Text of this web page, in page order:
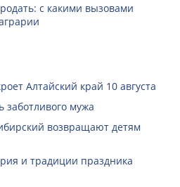
с какими вызовами
Алтайский край 10 августа
заботливого мужа
возвращают детям
и традиции праздника